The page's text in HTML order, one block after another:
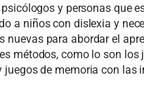
y personas que
a niños con dislexia y
nuevas para abordar el
métodos, como lo son los
juegos de memoria con las